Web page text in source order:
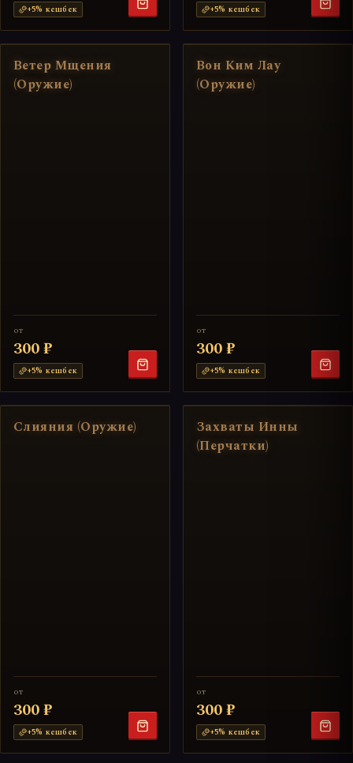
+5% кешбек +5% кешбек
Ветер Мщения
(Оружие)
от
300 ₽
+5% кешбек
Вон Ким Лау
(Оружие)
от
300 ₽
+5% кешбек
Слияния (Оружие)
от
300 ₽
+5% кешбек
Захваты Инны
(Перчатки)
от
300 ₽
+5% кешбек